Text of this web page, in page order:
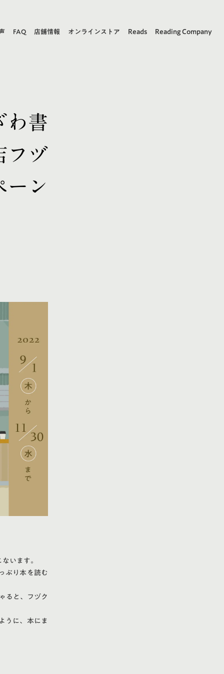
FAQ 店舗情報 オンラインストア Reads Reading Company
わ書
フヅ
ーン
います。
ぷり本を読む
ると、フヅク
うに、本にま